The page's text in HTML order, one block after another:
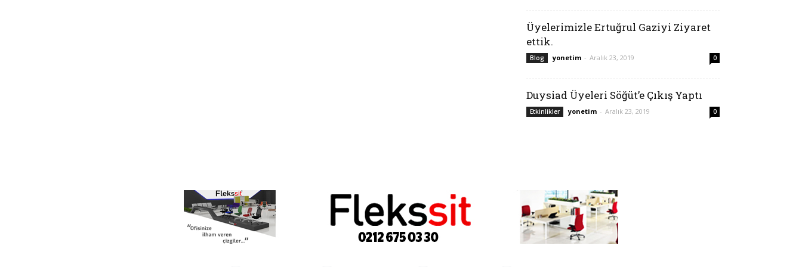
Üyelerimizle Ertuğrul Gaziyi Ziyaret
ettik.
Blog yonetim - Aralık 23, 2019 0
Duysiad Üyeleri Söğüt’e Çıkış Yaptı
Etkinlikler yonetim - Aralık 23, 2019 0